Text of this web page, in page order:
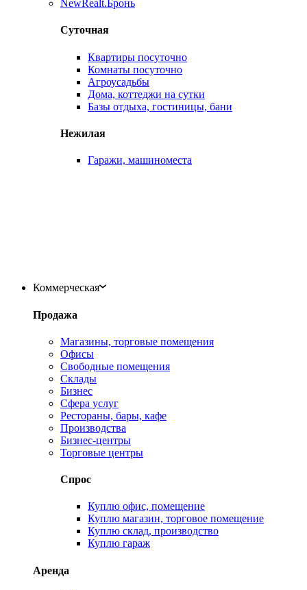
NewRealt.Бронь
Суточная
Квартиры посуточно
Комнаты посуточно
Агроусадьбы
Дома, коттеджи на сутки
Базы отдыха, гостиницы, бани
Нежилая
Гаражи, машиноместа
Коммерческая
Продажа
Магазины, торговые помещения
Офисы
Свободные помещения
Склады
Бизнес
Сфера услуг
Рестораны, бары, кафе
Производства
Бизнес-центры
Торговые центры
Спрос
Куплю офис, помещение
Куплю магазин, торговое помещение
Куплю склад, производство
Куплю гараж
Аренда